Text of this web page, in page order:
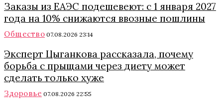
Заказы из ЕАЭС подешевеют: с 1 января 2027
года на 10% снижаются ввозные пошлины
Общество 07.08.2026 23:14
Эксперт Цыганкова рассказала, почему
борьба с прыщами через диету может
сделать только хуже
Здоровье 07.08.2026 22:55